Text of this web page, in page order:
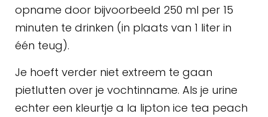
opname door bijvoorbeeld 250 ml per 15
minuten te drinken (in plaats van 1 liter in
één teug).
Je hoeft verder niet extreem te gaan
pietlutten over je vochtinname. Als je urine
echter een kleurtje a la lipton ice tea peach